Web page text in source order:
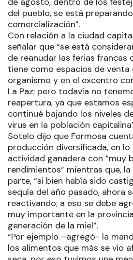
del pueblo, se está
comercialización”.
Con relación a la ciudad
señalar que “se está
de reanudar las ferias francas
tiene como espacios de venta
organismo y en el excentro
La Paz; pero todavía no
reapertura, ya que estamos
continué bajando los niveles
virus en la población
Sotelo dijo que Formosa
producción diversificada, en lo
actividad ganadera con “muy
rendimientos” mientras que,
parte, “si bien había sido
sequía del año pasado, ahora
reactivando; a eso se debe
muy importante en la
generación de la miel”.
“Por ejemplo –agregó- la
los alimentos que más se vio